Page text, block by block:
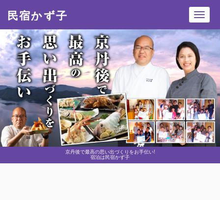
京丹後で最高の思い出づくりをお手伝い!
宿泊は民宿かず子
民宿かず子